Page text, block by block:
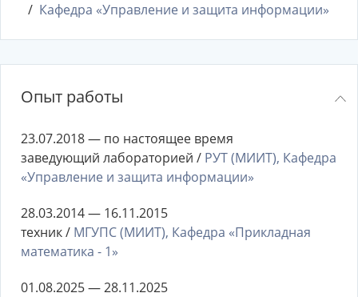
Кафедра «Управление и защита информации»
Опыт работы
23.07.2018 — по настоящее время
заведующий лабораторией / РУТ (МИИТ), Кафедра
«Управление и защита информации»
28.03.2014 — 16.11.2015
техник / МГУПС (МИИТ), Кафедра «Прикладная
математика - 1»
01.08.2025 — 28.11.2025